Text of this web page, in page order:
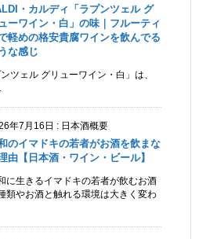
・カルディ「ラプンツェル グ
ーワイン・白」の味｜フルーティ
軽めの格安貴腐ワインを飲んでる
な感じ
ツェル グリューワイン・白」は、
年7月16日 : 日本酒概要
のイマドキの若者がお酒を飲まな
由【日本酒・ワイン・ビール】
に生きるイマドキの若者が飲むお酒
類やお酒と触れる環境は大きく変わ